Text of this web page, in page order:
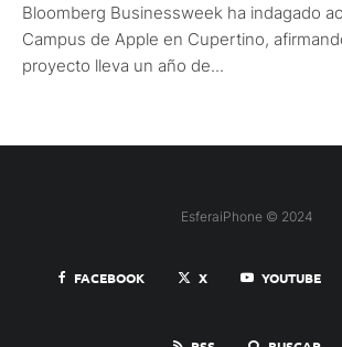
Bloomberg Businessweek ha indagado
Campus de Apple en Cupertino,
proyecto lleva un año de...
EsferaiPhone © 2024
FACEBOOK X YOUTUBE